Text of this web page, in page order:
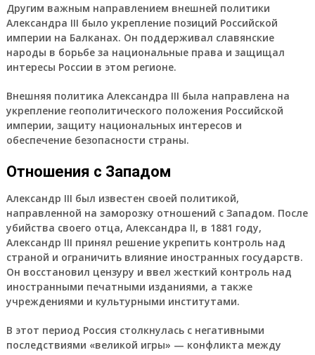
Другим важным направлением внешней политики
Александра III было укрепление позиций Российской
империи на Балканах. Он поддерживал славянские
народы в борьбе за национальные права и защищал
интересы России в этом регионе.
Внешняя политика Александра III была направлена на
укрепление геополитического положения Российской
империи, защиту национальных интересов и
обеспечение безопасности страны.
Отношения с Западом
Александр III был известен своей политикой,
направленной на заморозку отношений с Западом. После
убийства своего отца, Александра II, в 1881 году,
Александр III принял решение укрепить контроль над
страной и ограничить влияние иностранных государств.
Он восстановил цензуру и ввел жесткий контроль над
иностранными печатными изданиями, а также
учреждениями и культурными институтами.
В этот период Россия столкнулась с негативными
последствиями «великой игры» — конфликта между